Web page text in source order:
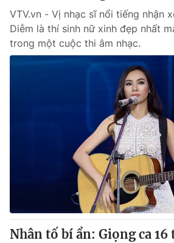
Hậu trường
Nhân vật
Giải trí
Điện ảnh
Đời sống
Chất lượng cuộc sống
Hitech Công nghệ tương lai
Tư vấn
Giao lưu trực tuyến
Lịch phát sóng
Chuyên mục khác
VTV.vn - Vị nhạc sĩ nổi tiếng nhận
Diễm là thí sinh nữ xinh đẹp nhất
trong một cuộc thi âm nhạc.
Nhân tố bí ẩn: Giọng ca